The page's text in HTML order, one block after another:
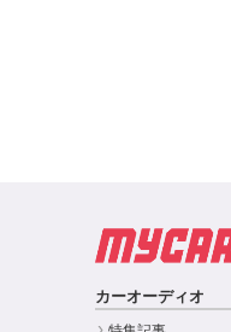
カーオーディオ